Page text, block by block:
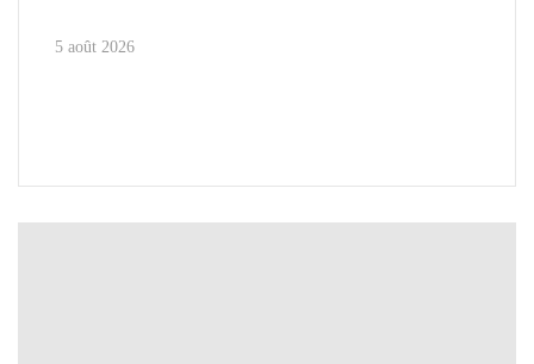
5 août 2026